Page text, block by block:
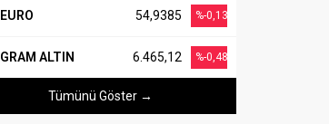
EURO 54,9385 %-0,13
GRAM ALTIN 6.465,12 %-0,48
Tümünü Göster →